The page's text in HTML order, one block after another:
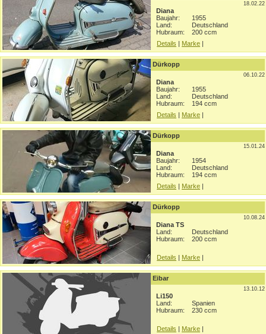
18.02.22
Diana
Baujahr:
1955
Land:
Deutschland
Hubraum:
200 ccm
Details | Marke |
Dürkopp
06.10.22
Diana
Baujahr:
1955
Land:
Deutschland
Hubraum:
194 ccm
Details | Marke |
Dürkopp
15.01.24
Diana
Baujahr:
1954
Land:
Deutschland
Hubraum:
194 ccm
Details | Marke |
Dürkopp
10.08.24
Diana TS
Land:
Deutschland
Hubraum:
200 ccm
Details | Marke |
Eibar
13.10.12
Li150
Land:
Spanien
Hubraum:
230 ccm
Details | Marke |